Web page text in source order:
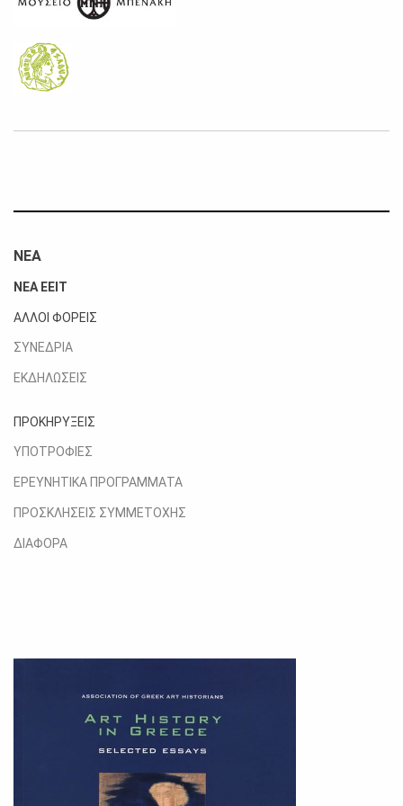
ΝΕΑ
ΝΕΑ ΕΕΙΤ
ΑΛΛΟΙ ΦΟΡΕΙΣ
ΣΥΝΕΔΡΙΑ
ΕΚΔΗΛΩΣΕΙΣ
ΠΡΟΚΗΡΥΞΕΙΣ
ΥΠΟΤΡΟΦΙΕΣ
ΕΡΕΥΝΗΤΙΚΑ ΠΡΟΓΡΑΜΜΑΤΑ
ΠΡΟΣΚΛΗΣΕΙΣ ΣΥΜΜΕΤΟΧΗΣ
ΔΙΑΦΟΡΑ